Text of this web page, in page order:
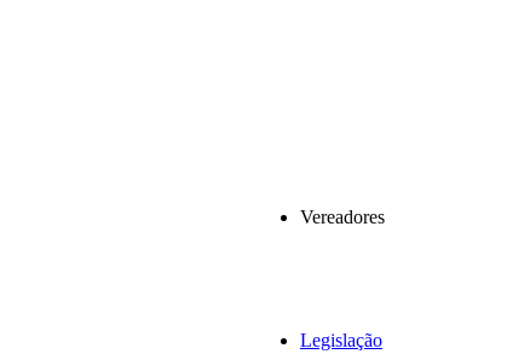
Vereadores
Legislação